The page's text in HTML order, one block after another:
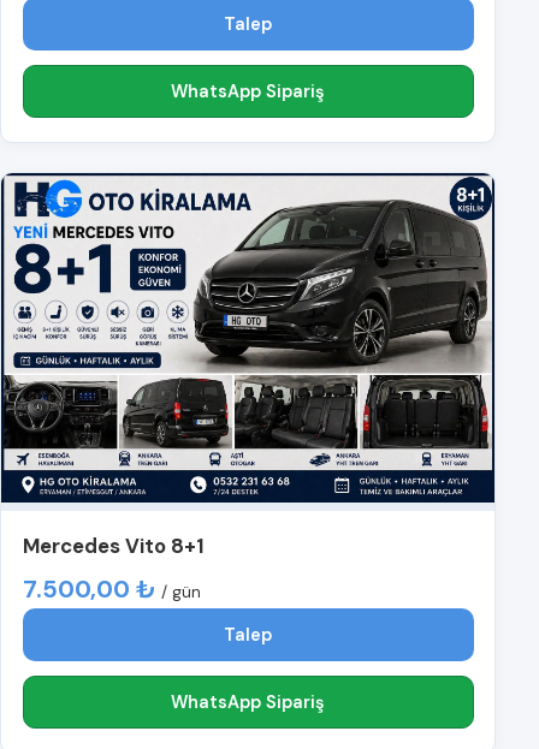
Talep
WhatsApp Sipariş
Mercedes Vito 8+1
7.500,00 ₺ / gün
Talep
WhatsApp Sipariş